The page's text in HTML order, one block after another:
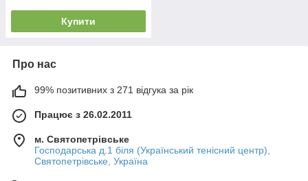
Купити
Про нас
99% позитивних з 271 відгука за рік
Працює з 26.02.2011
м. Святопетрівське
Господарська д.1 біля (Український тенісний центр),
Святопетрівське, Україна